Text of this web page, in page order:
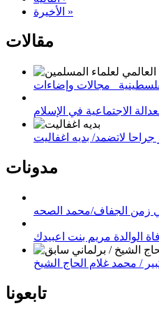
الأخيرة »
مقالات
مجالات وإضاءات
لاتضمد/ بديه اغفاليت
مدونات
في زمن الجفاف/محمد الصحه
الوالدة مريم بنت اعبيدك
/ محمد غلام الحاج الشيخ
تابعونا